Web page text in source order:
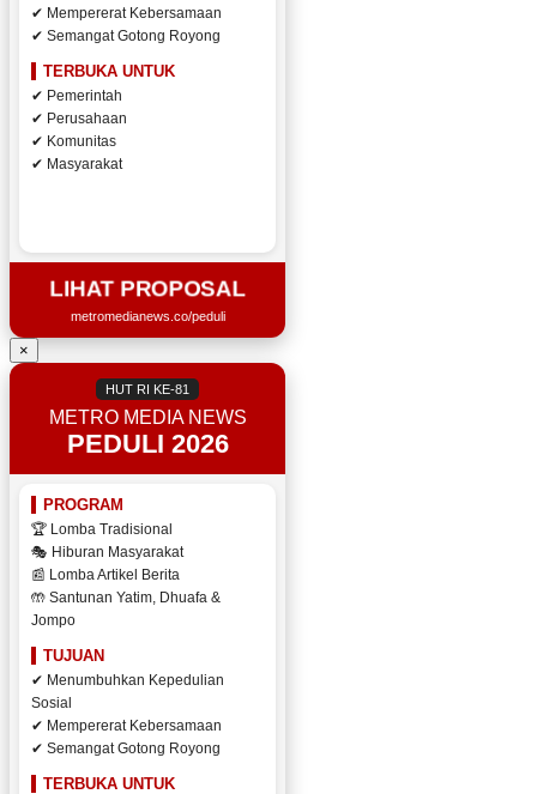
✔ Mempererat Kebersamaan
✔ Semangat Gotong Royong
TERBUKA UNTUK
✔ Pemerintah
✔ Perusahaan
✔ Komunitas
✔ Masyarakat
LIHAT PROPOSAL
metromedianews.co/peduli
×
HUT RI KE-81
METRO MEDIA NEWS
PEDULI 2026
PROGRAM
🏆 Lomba Tradisional
🎭 Hiburan Masyarakat
📰 Lomba Artikel Berita
🤲 Santunan Yatim, Dhuafa &
Jompo
TUJUAN
✔ Menumbuhkan Kepedulian
Sosial
✔ Mempererat Kebersamaan
✔ Semangat Gotong Royong
TERBUKA UNTUK